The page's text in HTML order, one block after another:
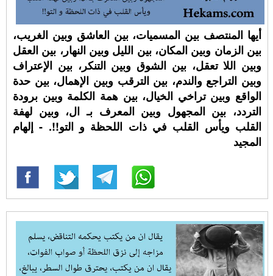
أيها المنتصف بين المسميات، بين العاشق وبين الغريب،
بين الزمان وبين المكان، بين الليل وبين النهار، بين العقل
وبين اللا تعقل، بين الشوق وبين التنكر، بين الإعتراف
وبين التراجع والندم، بين الترقب وبين الإهمال، بين حدة
الواقع وبين تراخي الخيال، بين همة الكلمة وبين برودة
التردد، بين المجهول وبين المعرف بـ ال، وبين لهفة
القلب ويأس القلب في ذات اللحظة و التو!!. - إلهام
المجيد